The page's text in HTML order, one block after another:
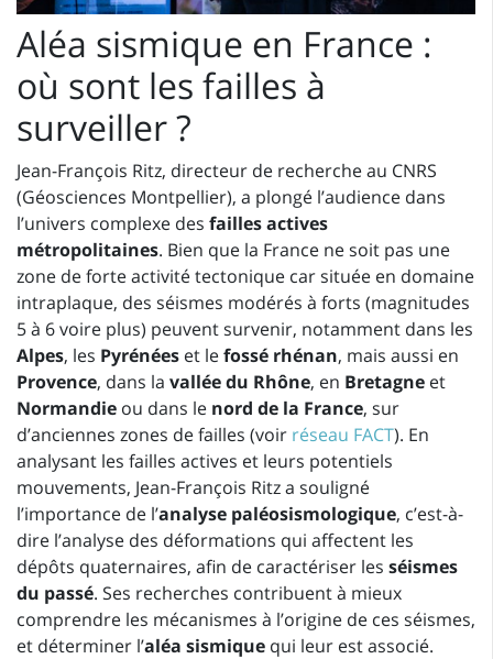
Aléa sismique en France :
où sont les failles à
surveiller ?
Jean-François Ritz, directeur de recherche au CNRS
(Géosciences Montpellier), a plongé l’audience dans
l’univers complexe des failles actives
métropolitaines. Bien que la France ne soit pas une
zone de forte activité tectonique car située en domaine
intraplaque, des séismes modérés à forts (magnitudes
5 à 6 voire plus) peuvent survenir, notamment dans les
Alpes, les Pyrénées et lefossé rhénan, mais aussi en
Provence, dans la vallée du Rhône, en Bretagne et
Normandie ou dans le nord de la France, sur
d’anciennes zones de failles (voir réseau FACT). En
analysant les failles actives et leurs potentiels
mouvements, Jean-François Ritz a souligné
l’importance de l’analyse paléosismologique, c’est-à-
dire l’analyse des déformations qui affectent les
dépôts quaternaires, afin de caractériser les séismes
du passé. Ses recherches contribuent à mieux
comprendre les mécanismes à l’origine de ces séismes,
et déterminer l’aléa sismique qui leur est associé.